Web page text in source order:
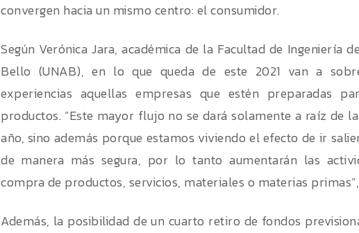
convergen hacia un mismo centro: el consumidor.
Según Verónica Jara, académica de la Facultad de Ingeniería
Bello (UNAB), en lo que queda de este 2021 van a
experiencias aquellas empresas que estén preparadas
productos. “Este mayor flujo no se dará solamente a raíz de
año, sino además porque estamos viviendo el efecto de ir
de manera más segura, por lo tanto aumentarán las
compra de productos, servicios, materiales o materias
Además, la posibilidad de un cuarto retiro de fondos